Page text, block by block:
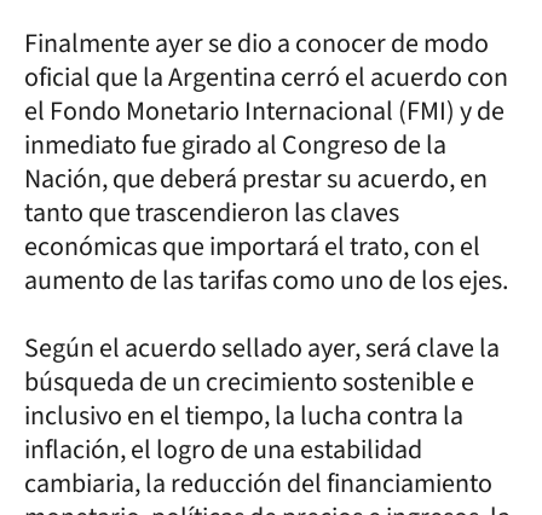
Finalmente ayer se dio a conocer de modo
oficial que la Argentina cerró el acuerdo con
el Fondo Monetario Internacional (FMI) y de
inmediato fue girado al Congreso de la
Nación, que deberá prestar su acuerdo, en
tanto que trascendieron las claves
económicas que importará el trato, con el
aumento de las tarifas como uno de los ejes.
Según el acuerdo sellado ayer, será clave la
búsqueda de un crecimiento sostenible e
inclusivo en el tiempo, la lucha contra la
inflación, el logro de una estabilidad
cambiaria, la reducción del financiamiento